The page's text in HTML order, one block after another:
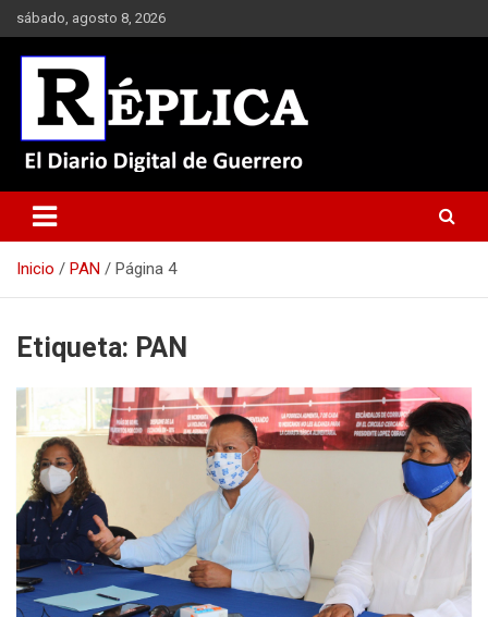
Saltar
al
contenido
sábado, agosto 8, 2026
Réplica
Inicio PAN Página 4
Etiqueta: PAN